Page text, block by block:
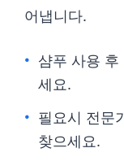
어냅니다.
샴푸 사용
세요.
필요시 전문
찾으세요.